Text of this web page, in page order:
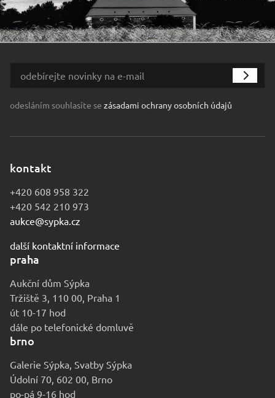
odesláním souhlasíte se zásadami ochrany osobních údajů
kontakt
+420 608 958 322
+420 542 210 973
aukce@sypka.cz
další kontaktní informace
praha
Aukční dům Sýpka
Tržiště 3, 110 00, Praha 1
út 10-17 hod
dále po telefonické domluvě
brno
Galerie Sýpka, Svatby Sýpka
Údolní 70, 602 00, Brno
po-pá 9-16 hod